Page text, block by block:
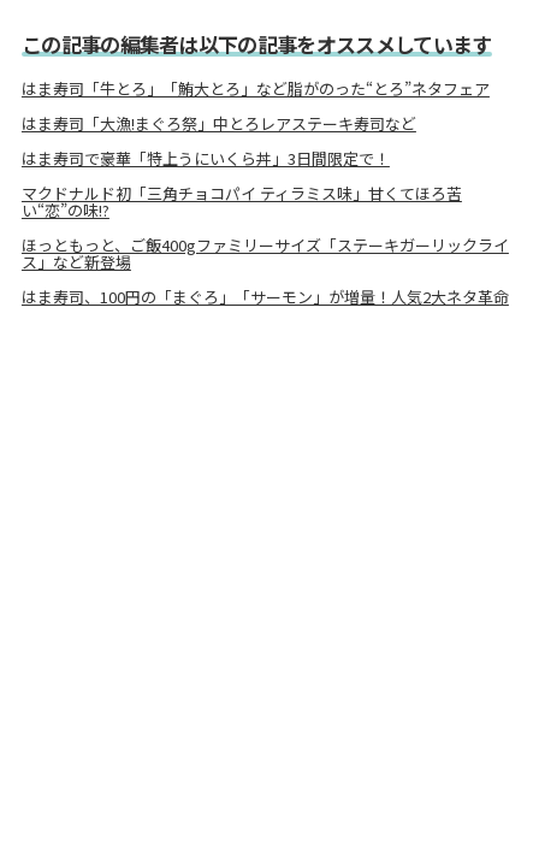
この記事の編集者は以下の記事をオススメしています
はま寿司「牛とろ」「鮪大とろ」など脂がのった“とろ”ネタフェア
はま寿司「大漁!まぐろ祭」中とろレアステーキ寿司など
はま寿司で豪華「特上うにいくら丼」3日間限定で！
マクドナルド初「三角チョコパイ ティラミス味」甘くてほろ苦
い“恋”の味!?
ほっともっと、ご飯400gファミリーサイズ「ステーキガーリックライ
ス」など新登場
はま寿司、100円の「まぐろ」「サーモン」が増量！人気2大ネタ革命